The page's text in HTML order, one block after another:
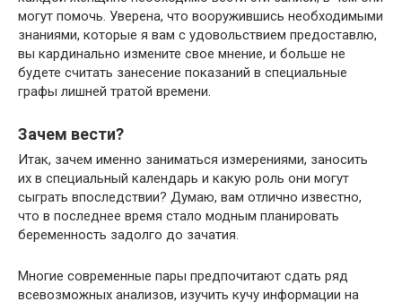
могут помочь. Уверена, что вооружившись необходимыми
знаниями, которые я вам с удовольствием предоставлю,
вы кардинально измените свое мнение, и больше не
будете считать занесение показаний в специальные
графы лишней тратой времени.
Зачем вести?
Итак, зачем именно заниматься измерениями, заносить
их в специальный календарь и какую роль они могут
сыграть впоследствии? Думаю, вам отлично известно,
что в последнее время стало модным планировать
беременность задолго до зачатия.
Многие современные пары предпочитают сдать ряд
всевозможных анализов, изучить кучу информации на